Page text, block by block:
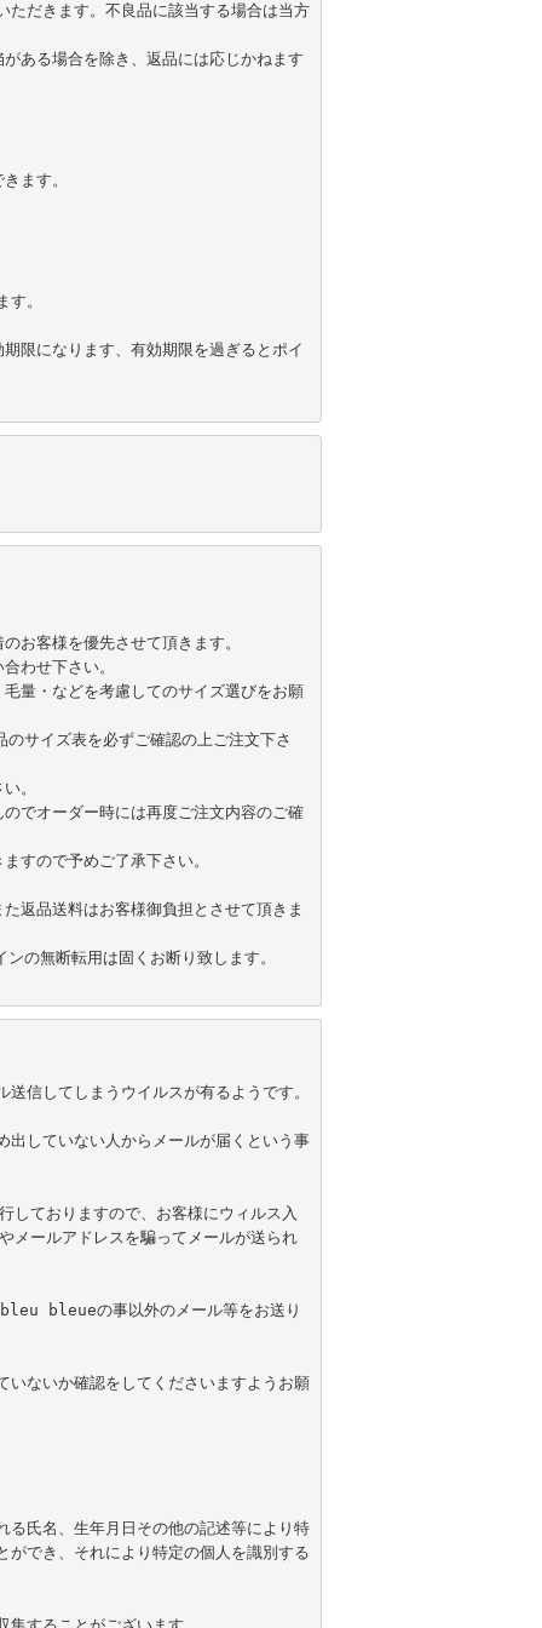
ただきます。不良品に該当する場合は当方
ある場合を除き、返品には応じかねます
ます。
。
限になります、有効期限を過ぎるとポイ
お客様を優先させて頂きます。
わせ下さい。
量・などを考慮してのサイズ選びをお願
イズ表を必ずご確認の上ご注文下さ
。
でオーダー時には再度ご注文内容のご確
すので予めご了承下さい。
返品送料はお客様御負担とさせて頂きま
無断転用は固くお断り致します。
信してしまうウイルスが有るようです。
出していない人からメールが届くという事
ておりますので、お客様にウィルス入
ールアドレスを騙ってメールが送られ
bleueの事以外のメール等をお送り
いないか確認をしてくださいますようお願
る氏名、生年月日その他の記述等により特
ができ、それにより特定の個人を識別する
することがございます。